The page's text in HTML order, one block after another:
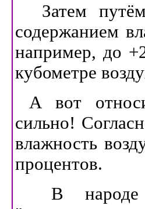
Затем
содержанием
например, до
кубометре
А вот
сильно!
влажность
процентов.
В народе